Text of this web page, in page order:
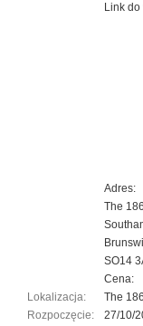
Link
Adres:
The
SO14
Cena:
Lokalizacja:
The
Rozpoczęcie:
27/10/